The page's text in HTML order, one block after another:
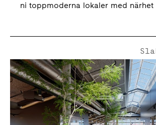
ni toppmoderna lokaler med närhet
Rökerigatan 7